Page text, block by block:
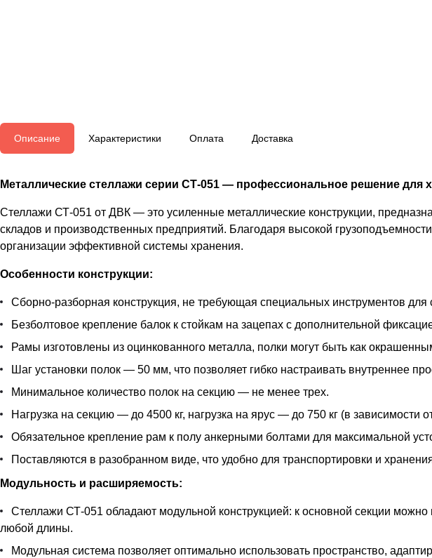
Описание Характеристики Оплата Доставка
Металлические стеллажи серии СТ-051 — профессиональное решение для
Стеллажи СТ-051 от ДВК — это усиленные металлические конструкции,
складов и производственных предприятий. Благодаря высокой
организации эффективной системы хранения.
Особенности конструкции:
Сборно-разборная конструкция, не требующая специальных инструментов для
Безболтовое крепление балок к стойкам на зацепах с дополнительной
Рамы изготовлены из оцинкованного металла, полки могут быть как
Шаг установки полок — 50 мм, что позволяет гибко настраивать внутреннее
Минимальное количество полок на секцию — не менее трех.
Нагрузка на секцию — до 4500 кг, нагрузка на ярус — до 750 кг (в зависимости
Обязательное крепление рам к полу анкерными болтами для максимальной
Поставляются в разобранном виде, что удобно для транспортировки и
Модульность и расширяемость:
Стеллажи СТ-051 обладают модульной конструкцией: к основной секции
любой длины.
Модульная система позволяет оптимально использовать пространство,